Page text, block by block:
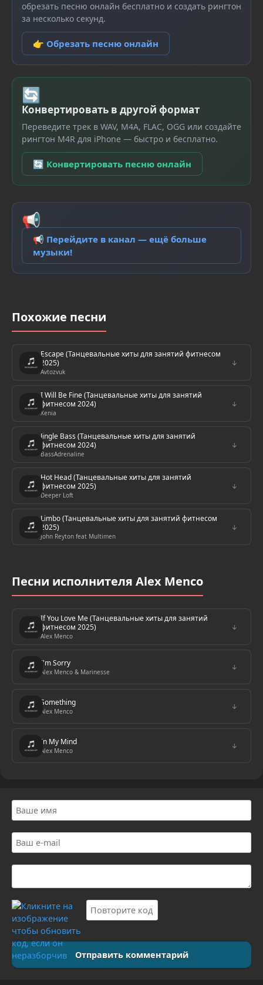
обрезать песню онлайн бесплатно и создать рингтон
за несколько секунд.
👉 Обрезать песню онлайн
🔄
Конвертировать в другой формат
Переведите трек в WAV, M4A, FLAC, OGG или создайте
рингтон M4R для iPhone — быстро и бесплатно.
🔄 Конвертировать песню онлайн
📢
📢 Перейдите в канал — ещё больше
музыки!
Похожие песни
Escape (Танцевальные хиты для занятий фитнесом
2025)
Avtozvuk
↓
I Will Be Fine (Танцевальные хиты для занятий
фитнесом 2024)
Xenia
↓
Jingle Bass (Танцевальные хиты для занятий
фитнесом 2024)
BassAdrenaline
↓
Hot Head (Танцевальные хиты для занятий
фитнесом 2025)
Deeper Loft
↓
Limbo (Танцевальные хиты для занятий фитнесом
2025)
John Reyton feat Multimen
↓
Песни исполнителя Alex Menco
If You Love Me (Танцевальные хиты для занятий
фитнесом 2025)
Alex Menco
↓
I'm Sorry
Alex Menco & Marinesse
↓
Something
Alex Menco
↓
In My Mind
Alex Menco
↓
Отправить комментарий